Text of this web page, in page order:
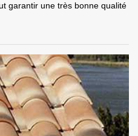
garantir une très bonne qualité